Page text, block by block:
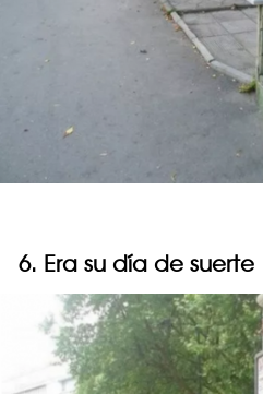
6. Era su día de suerte